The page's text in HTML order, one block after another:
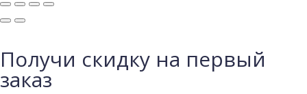
Получи скидку на первый
заказ